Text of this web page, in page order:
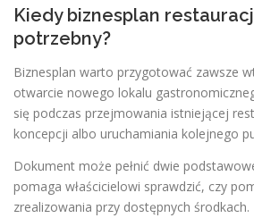
Kiedy biznesplan
potrzebny?
Biznesplan warto przygotować zawsze
otwarcie nowego lokalu
się podczas przejmowania istniejącej
koncepcji albo uruchamiania kolejnego
Dokument może pełnić dwie
pomaga właścicielowi sprawdzić, czy
zrealizowania przy dostępnych